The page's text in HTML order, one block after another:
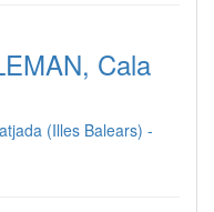
Cala
(Illes Balears) -